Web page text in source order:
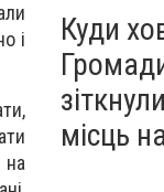
і
на
Куди
місць